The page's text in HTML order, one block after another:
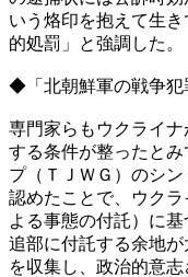
いう烙印を抱えて生
的処罰」と強調した。
◆「北朝鮮軍の戦争犯
専門家らもウクライ
する条件が整ったと
プ（ＴＪＷＧ）のシ
認めたことで、ウク
よる事態の付託）に
追部に付託する余地
を収集し、政治的意